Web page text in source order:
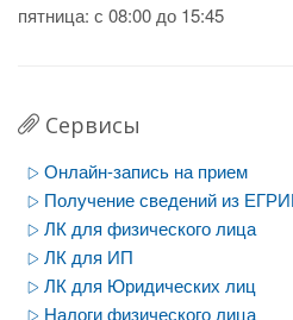
пятница: с 08:00 до 15:45
Сервисы
Онлайн-запись на прием
Получение сведений из
ЛК для физического лица
ЛК для ИП
ЛК для Юридических лиц
Налоги физического лица